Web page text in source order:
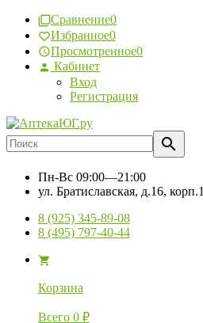
Сравнение0
Избранное0
Просмотренное0
Кабинет
Вход
Регистрация
Пн-Вс 09:00—21:00
ул. Братиславская, д.16, корп.1
8 (925) 345-89-08
8 (495) 797-40-44
Корзина
Всего 0 ₽